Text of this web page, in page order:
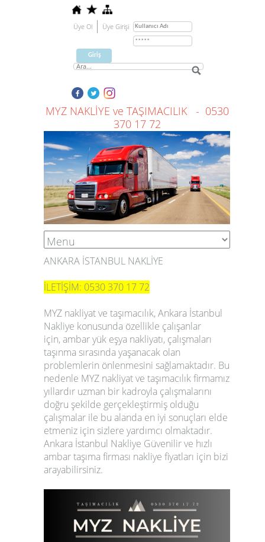
Üye Ol Üye Girişi
MYZ NAKLİYE ve TAŞIMACILIK - 0530
370 17 72
ANKARA İSTANBUL NAKLİYE
İLETİŞİM: 0530 370 17 72
MYZ nakliyat ve taşımacılık,Ankara İstanbul
Nakliye konusunda özellikle çalışanlar
için, ambar yük eşya nakliyatı, çalışmaları
taşınma sırasında yaşanacak olan
problemlerin önlenmesini sağlamaktadır. Bu
nedenle MYZ nakliyat ve taşımacılık firmamız
yıllardır uzman bir kadroyla çalışmalarını
doğru şekilde gerçekleştirmiş olduğu
çalışmalar ile bu alanda en iyi sonuçları elde
etmeniz için sizlere yardımcı olmaktadır.
Ankara İstanbul Nakliye Güvenilir ve hızlı
ambar taşıma firması nakliye fiyatları için bizi
arayabilirsiniz.